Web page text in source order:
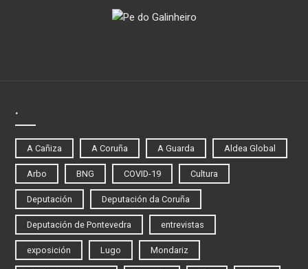
.
A Cañiza A Coruña A Guarda Aldea Global
Arbo BNG COVID-19 Cultura
Deputación Deputación da Coruña
Deputación de Pontevedra entrevistas
exposición Lugo Mondariz